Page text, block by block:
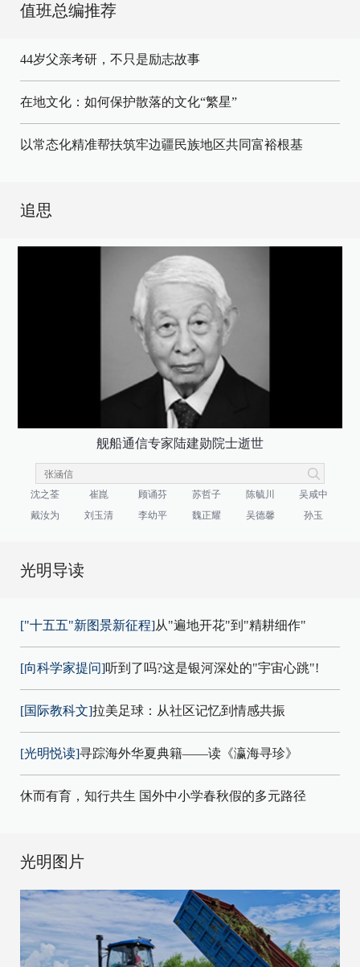
值班总编推荐
44岁父亲考研，不只是励志故事
在地文化：如何保护散落的文化“繁星”
以常态化精准帮扶筑牢边疆民族地区共同富裕根基
追思
舰船通信专家陆建勋院士逝世
沈之荃 崔崑 顾诵芬 苏哲子 陈毓川
吴咸中
戴汝为
刘玉清 李幼平 魏正耀 吴德馨 孙玉
光明导读
["十五五"新图景新征程]从"遍地开花"到"精耕细作"
[向科学家提问]听到了吗?这是银河深处的"宇宙心跳"!
[国际教科文]拉美足球：从社区记忆到情感共振
[光明悦读]寻踪海外华夏典籍——读《瀛海寻珍》
休而有育，知行共生 国外中小学春秋假的多元路径
光明图片